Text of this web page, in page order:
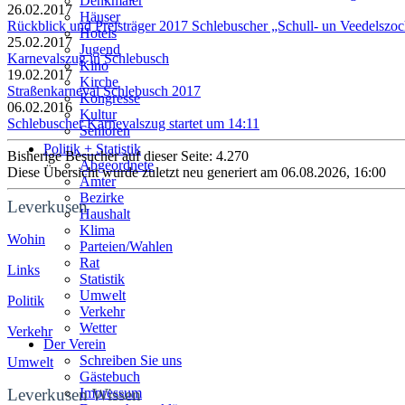
Häuser
Hotels
Jugend
Kino
Kirche
Kongresse
Kultur
Senioren
Stadtführer
Straßen
Politik + Statistik
Abgeordnete
Ämter
Bezirke
Haushalt
Klima
Parteien/Wahlen
Rat
Statistik
Umwelt
Verkehr
Wetter
Der Verein
Schreiben Sie uns
Gästebuch
Impressum
26.02.2017
Rückblick und Preisträger 2017 Schlebuscher „Schull- un
25.02.2017
Karnevalszug in Schlebusch
19.02.2017
Straßenkarneval Schlebusch 2017
06.02.2016
Schlebuscher Karnevalszug startet um 14:11
Bisherige Besucher auf dieser Seite: 4.270
Diese Übersicht wurde zuletzt neu generiert am 06.08.2026, 16:00
Leverkusen
Wohin
Links
Politik
Verkehr
Umwelt
Leverkusen Wissen